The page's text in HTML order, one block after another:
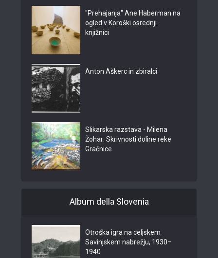
"Prehajanja" Ane Haberman na
ogled v Koroški osrednji
knjižnici
Anton Aškerc in zbiralci
Slikarska razstava - Milena
Žohar: Skrivnosti doline reke
Gračnice
Album della Slovenia
Otroška igra na celjskem
Savinjskem nabrežju, 1930–
1940